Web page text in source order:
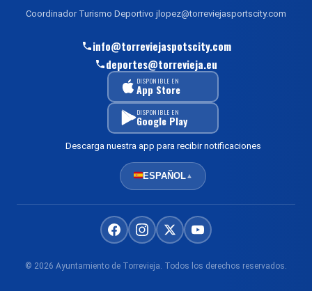
Coordinador Turismo Deportivo jlopez@torreviejasportscity.com
info@torreviejaspotscity.com
deportes@torrevieja.eu
DISPONIBLE EN
App Store
DISPONIBLE EN
Google Play
Descarga nuestra app para recibir notificaciones
ESPAÑOL▲
© 2026 Ayuntamiento de Torrevieja. Todos los derechos reservados.